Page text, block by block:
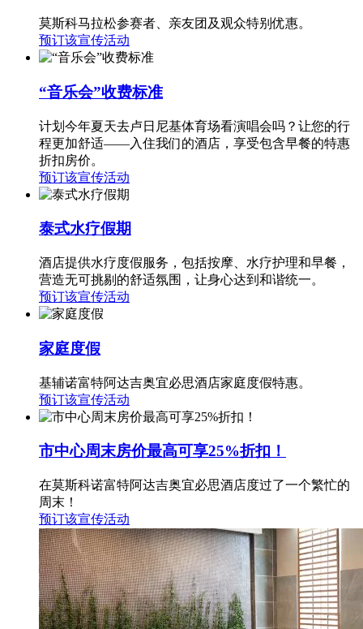
莫斯科马拉松参赛者、亲友团及观众特别优惠。
预订该宣传活动
“音乐会”收费标准
计划今年夏天去卢日尼基体育场看演唱会吗？让您的行
程更加舒适——入住我们的酒店，享受包含早餐的特惠
折扣房价。
预订该宣传活动
泰式水疗假期
酒店提供水疗度假服务，包括按摩、水疗护理和早餐，
营造无可挑剔的舒适氛围，让身心达到和谐统一。
预订该宣传活动
家庭度假
基辅诺富特阿达吉奥宜必思酒店家庭度假特惠。
预订该宣传活动
市中心周末房价最高可享25%折扣！
在莫斯科诺富特阿达吉奥宜必思酒店度过了一个繁忙的
周末！
预订该宣传活动